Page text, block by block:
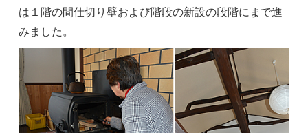
は１階の間仕切り壁および階段の新設の段階にまで進
みました。